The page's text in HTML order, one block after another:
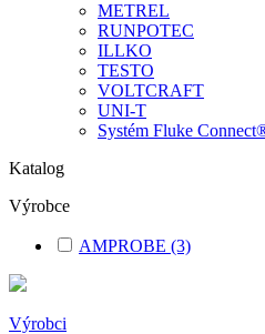
METREL
RUNPOTEC
ILLKO
TESTO
VOLTCRAFT
UNI-T
Systém Fluke
Katalog
Výrobce
AMPROBE (3)
Výrobci